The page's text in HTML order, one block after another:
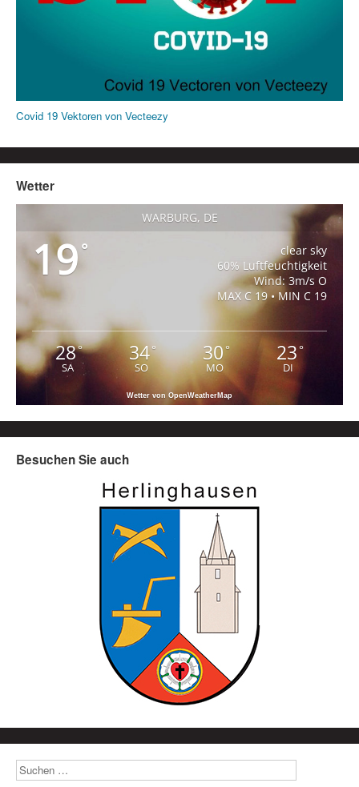
Covid 19 Vektoren von Vecteezy
Wetter
WARBURG, DE
19°
clear sky
60% Luftfeuchtigkeit
Wind: 3m/s O
MAX C 19 • MIN C 19
28°
SA
34°
SO
30°
MO
23°
DI
Wetter von OpenWeatherMap
Besuchen Sie auch